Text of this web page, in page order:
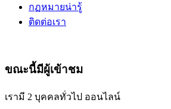
กฏหมายน่ารู้
ติดต่อเรา
ขณะนี้มีผู้เข้าชม
เรามี 2 บุคคลทั่วไป ออนไลน์